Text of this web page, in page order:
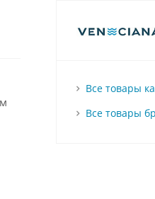
Все товары
Все товары